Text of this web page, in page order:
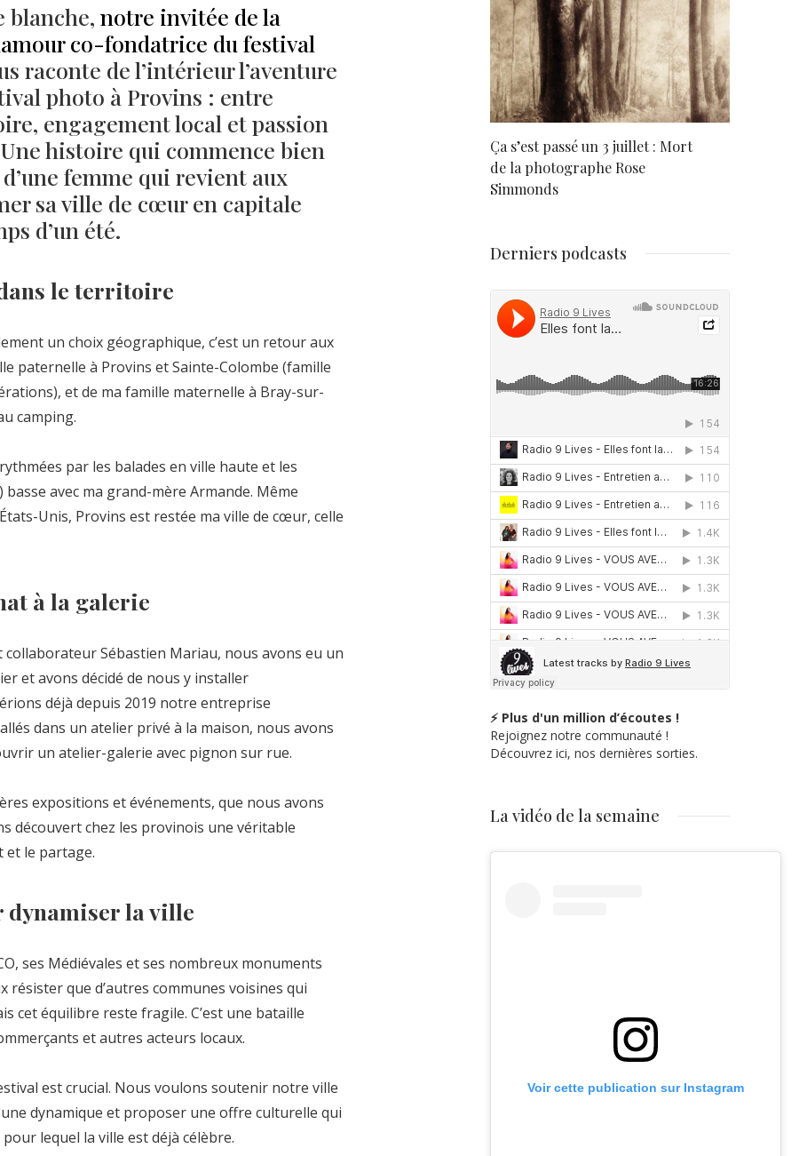
blanche, notre invitée de la
co-fondatrice du festival
raconte de l’intérieur l’aventure
photo à Provins : entre
engagement local et passion
histoire qui commence bien
femme qui revient aux
sa ville de cœur en capitale
d’un été.
le territoire
un choix géographique, c’est un retour aux
paternelle à Provins et Sainte-Colombe (famille
et de ma famille maternelle à Bray-sur-
camping.
par les balades en ville haute et les
avec ma grand-mère Armande. Même
Unis, Provins est restée ma ville de cœur, celle
à la galerie
collaborateur Sébastien Mariau, nous avons eu un
et avons décidé de nous y installer
déjà depuis 2019 notre entreprise
dans un atelier privé à la maison, nous avons
un atelier-galerie avec pignon sur rue.
expositions et événements, que nous avons
découvert chez les provinois une véritable
et le partage.
dynamiser la ville
ses Médiévales et ses nombreux monuments
résister que d’autres communes voisines qui
cet équilibre reste fragile. C’est une bataille
et autres acteurs locaux.
est crucial. Nous voulons soutenir notre ville
dynamique et proposer une offre culturelle qui
lequel la ville est déjà célèbre.
Né un 2 juillet : André Kertész
Né un 1er juillet : Léonard
Ça s’est passé un 3 juillet : Mort
de la photographe Rose
Simmonds
Derniers podcasts
⚡ Plus d'un million d’écoutes !
Rejoignez notre communauté !
Découvrez ici, nos dernières sorties.
La vidéo de la semaine
Voir cette publication sur Instagram